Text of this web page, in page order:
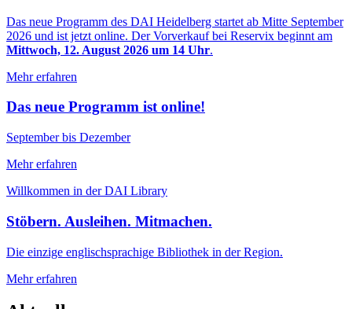
Das neue Programm des DAI Heidelberg startet ab Mitte September
2026 und ist jetzt online. Der Vorverkauf bei Reservix beginnt am
Mittwoch, 12. August 2026 um 14 Uhr.
Mehr erfahren
Das neue Programm ist online!
September bis Dezember
Mehr erfahren
Willkommen in der DAI Library
Stöbern. Ausleihen. Mitmachen.
Die einzige englischsprachige Bibliothek in der Region.
Mehr erfahren